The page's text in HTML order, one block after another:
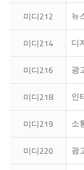
미디212 뉴
미디214 디
미디216 광
미디218 인
미디219 소
미디220 광